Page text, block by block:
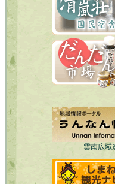
雲南広域